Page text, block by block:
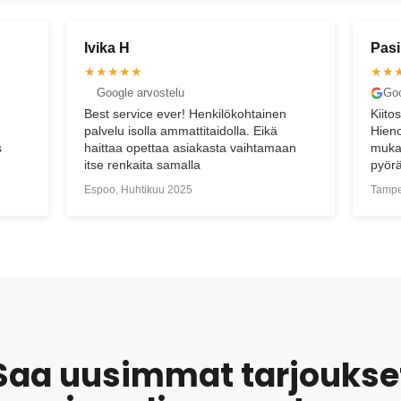
Pasi U
★★★★★
Google arvostelu
Kiitos paljon hienosta arvostelusta Timo!
Hienoa kuulla, että kaikki sujui odotusten
mukaisesti– mukavia hetkiä uuden
pyörän kanssa!
Tampere, Maaliskuu 2025
uusimmat